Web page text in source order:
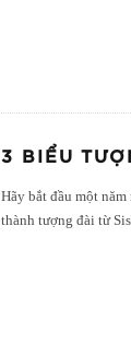
3 BIỂU
Hãy bắt đầu một
thành tượng đài từ